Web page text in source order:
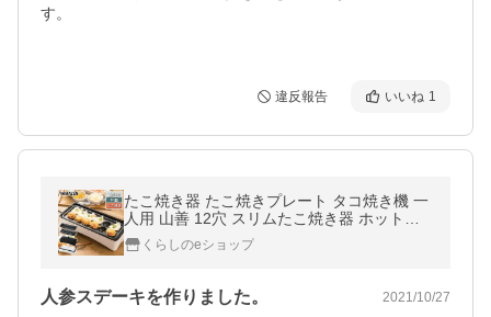
す。
違反報告 いいね 1
たこ焼き器 たこ焼きプレート タコ焼き機 一
人用 山善 12穴 スリムたこ焼き器 ホットプ
レート 2WAY YOF-W012E(W)/(B) 着脱式 12
個 くらしのeショップ
人参スデーキを作りました。 2021/10/27